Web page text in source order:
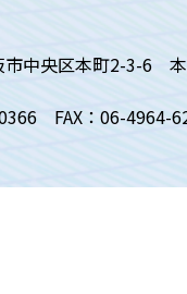
市中央区本町2-3-6
FAX：06-4964-